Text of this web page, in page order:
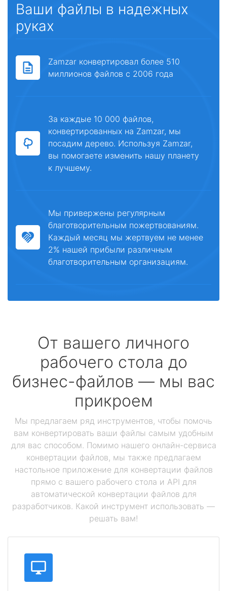
Ваши файлы в надежных
руках
Zamzar конвертировал более 510
миллионов файлов с 2006 года
За каждые 10 000 файлов,
конвертированных на Zamzar, мы
посадим дерево. Используя Zamzar,
вы помогаете изменить нашу планету
к лучшему.
Мы привержены регулярным
благотворительным пожертвованиям.
Каждый месяц мы жертвуем не менее
2% нашей прибыли различным
благотворительным организациям.
От вашего личного
рабочего стола до
бизнес-файлов — мы вас
прикроем
Мы предлагаем ряд инструментов, чтобы помочь
вам конвертировать ваши файлы самым удобным
для вас способом. Помимо нашего онлайн-сервиса
конвертации файлов, мы также предлагаем
настольное приложение для конвертации файлов
прямо с вашего рабочего стола и API для
автоматической конвертации файлов для
разработчиков. Какой инструмент использовать —
решать вам!